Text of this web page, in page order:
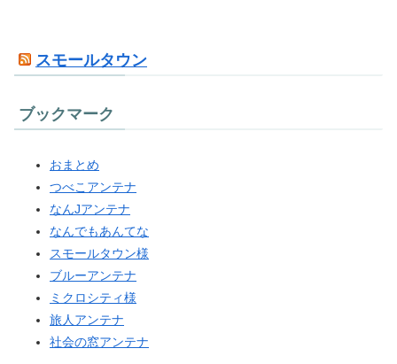
スモールタウン
ブックマーク
おまとめ
つべこアンテナ
なんJアンテナ
なんでもあんてな
スモールタウン様
ブルーアンテナ
ミクロシティ様
旅人アンテナ
社会の窓アンテナ